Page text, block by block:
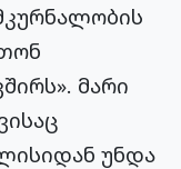
მარი
უნდა